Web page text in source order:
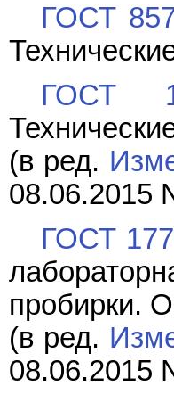
ГОСТ
ГОСТ
(в ред.
08.06.2015
ГОСТ
пробирки.
(в ред.
08.06.2015